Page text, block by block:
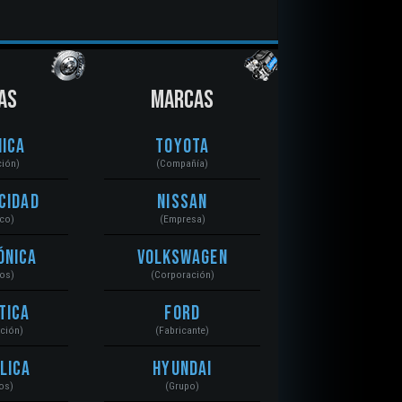
MARCAS
Toyota
(Compañía)
Nissan
(Empresa)
Volkswagen
(Corporación)
Ford
(Fabricante)
Hyundai
(Grupo)